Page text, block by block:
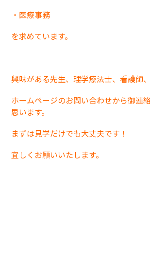
・医療事務
を求めています。
興味がある先生、理学療法士、看護師
ホームページのお問い合わせから御連
思います。
まずは見学だけでも大丈夫です！
宜しくお願いいたします。